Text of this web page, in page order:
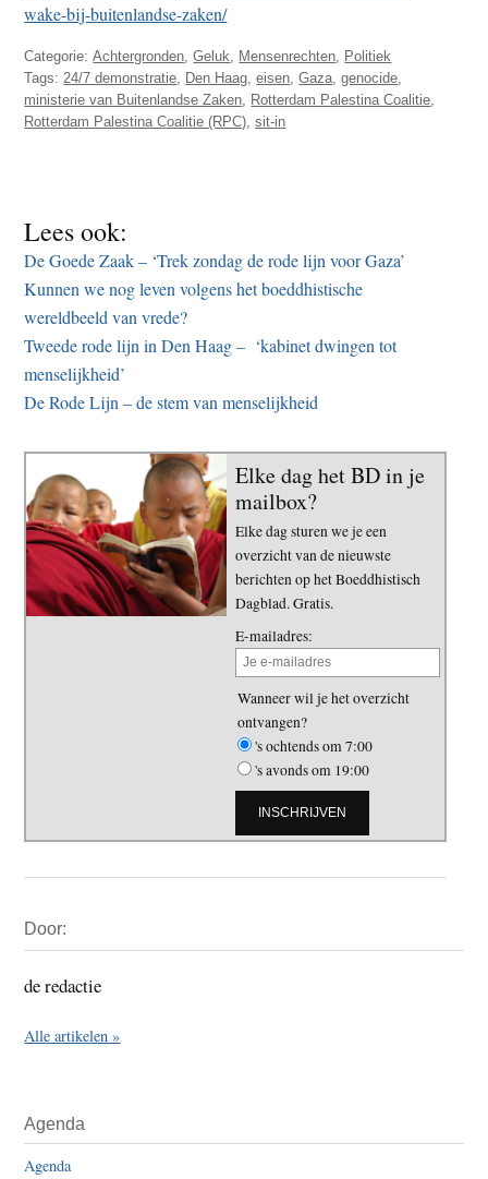
wake-bij-buitenlandse-zaken/
Categorie:Achtergronden ,Geluk Mensenrechten Politiek
Tags: 24/7 demonstratie Den Haag ,eisen ,Gaza ,genocide
ministerie van Buitenlandse Zaken Rotterdam Palestina Coalitie
Rotterdam Palestina Coalitie (RPC) ,sit-in
Lees ook:
De Goede Zaak – ‘Trek zondag de rode lijn voor Gaza’
Kunnen we nog leven volgens het boeddhistische
wereldbeeld van vrede?
Tweede rode lijn in Den Haag – ‘kabinet dwingen tot
menselijkheid’
De Rode Lijn – de stem van menselijkheid
Elke dag het BD in je
mailbox?
Elke dag sturen we je een
overzicht van de nieuwste
berichten op het Boeddhistisch
Dagblad. Gratis.
E-mailadres:
Wanneer wil je het overzicht
ontvangen?
's ochtends om 7:00
's avonds om 19:00
Sidebar
Door:
de redactie
Alle artikelen »
Agenda
Agenda